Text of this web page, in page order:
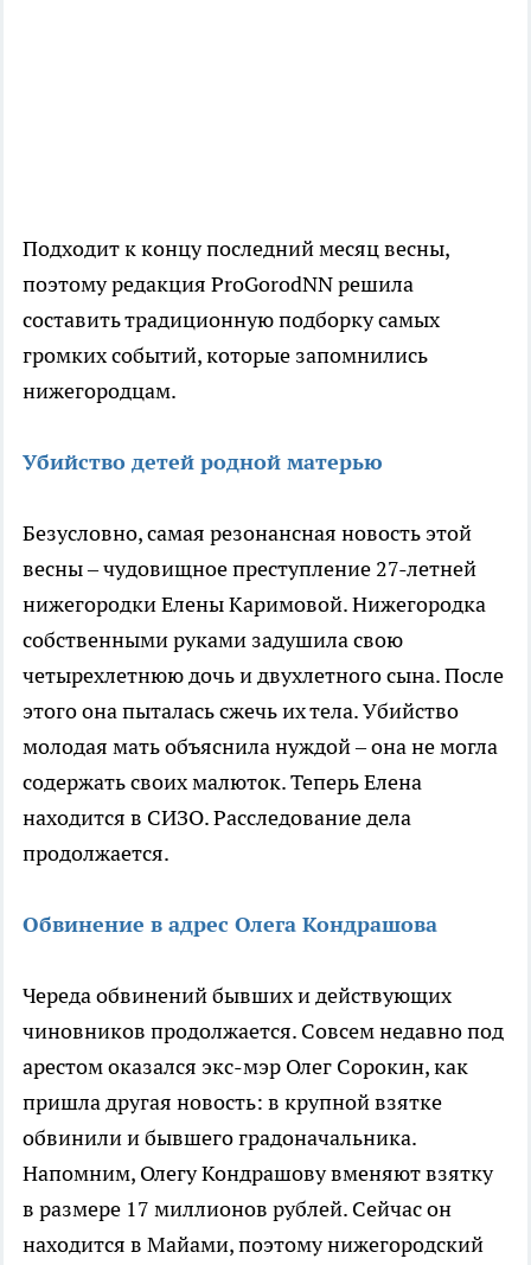
Подходит к концу последний месяц весны,
поэтому редакция ProGorodNN решила
составить традиционную подборку самых
громких событий, которые запомнились
нижегородцам.
Убийство детей родной матерью
Безусловно, самая резонансная новость этой
весны – чудовищное преступление 27-летней
нижегородки Елены Каримовой. Нижегородка
собственными руками задушила свою
четырехлетнюю дочь и двухлетного сына. После
этого она пыталась сжечь их тела. Убийство
молодая мать объяснила нуждой – она не могла
содержать своих малюток. Теперь Елена
находится в СИЗО. Расследование дела
продолжается.
Обвинение в адрес Олега Кондрашова
Череда обвинений бывших и действующих
чиновников продолжается. Совсем недавно под
арестом оказался экс-мэр Олег Сорокин, как
пришла другая новость: в крупной взятке
обвинили и бывшего градоначальника.
Напомним, Олегу Кондрашову вменяют взятку
в размере 17 миллионов рублей. Сейчас он
находится в Майами, поэтому нижегородский